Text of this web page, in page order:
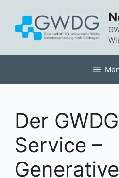
springen
Der
Service –